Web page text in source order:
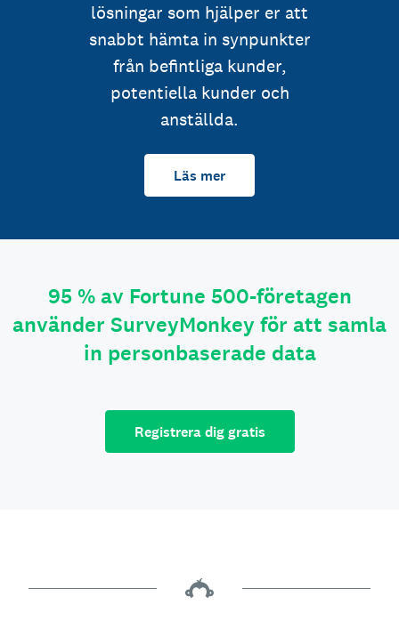
lösningar som hjälper er att
snabbt hämta in synpunkter
från befintliga kunder,
potentiella kunder och
anställda.
Läs mer
95 % av Fortune 500-företagen
använder SurveyMonkey för att samla
in personbaserade data
Registrera dig gratis